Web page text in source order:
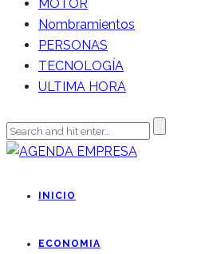
MOTOR
Nombramientos
PERSONAS
TECNOLOGÍA
ULTIMA HORA
INICIO
ECONOMIA